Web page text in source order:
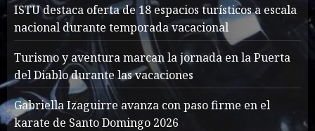
2
MAYO 14, 2024 862
How To Write Award
Winning Blog Headlines
MAYO 14, 2024
ISTU destaca oferta de 18 espacios turísticos a escala
nacional durante temporada vacacional
Turismo y aventura marcan la jornada en la Puerta
del Diablo durante las vacaciones
Gabriella Izaguirre avanza con paso firme en el
karate de Santo Domingo 2026